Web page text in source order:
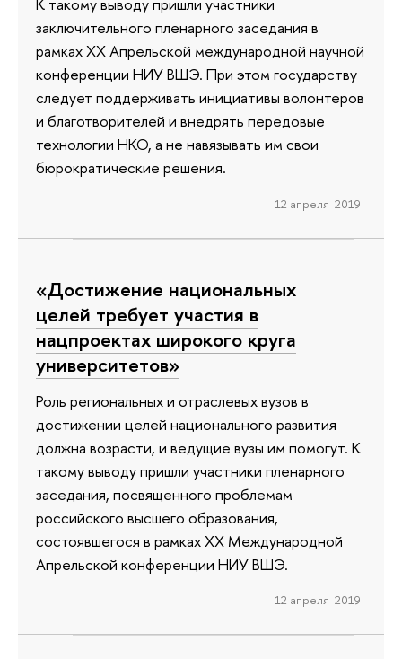
К такому выводу пришли участники
заключительного пленарного заседания в
рамках XX Апрельской международной научной
конференции НИУ ВШЭ. При этом государству
следует поддерживать инициативы волонтеров
и благотворителей и внедрять передовые
технологии НКО, а не навязывать им свои
бюрократические решения.
12 апреля 2019
«Достижение национальных
целей требует участия в
нацпроектах широкого круга
университетов»
Роль региональных и отраслевых вузов в
достижении целей национального развития
должна возрасти, и ведущие вузы им помогут. К
такому выводу пришли участники пленарного
заседания, посвященного проблемам
российского высшего образования,
состоявшегося в рамках ХХ Международной
Апрельской конференции НИУ ВШЭ.
12 апреля 2019